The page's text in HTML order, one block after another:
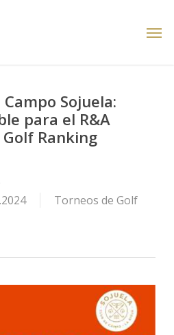
Sojuela:
para el R&A
Ranking
Torneos de Golf